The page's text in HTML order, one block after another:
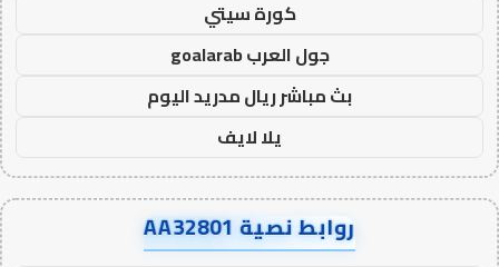
كورة سيتي
جول العرب goalarab
بث مباشر ريال مدريد اليوم
يلا لايف
روابط نصية AA32801